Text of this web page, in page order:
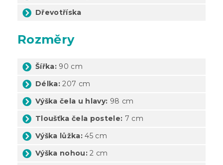
Dřevotříska
Rozměry
Šířka: 90 cm
Délka: 207 cm
Výška čela u hlavy: 98 cm
Tloušťka čela postele: 7 cm
Výška lůžka: 45 cm
Výška nohou: 2 cm